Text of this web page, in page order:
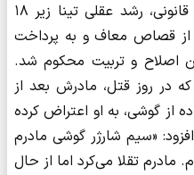
اعتراف کرد. بر‌اساس نظر پزشکی قانونی، رشد عقلی تینا زیر ۱۸
قصاص معاف و به پرداخت
اصلاح و تربیت محکوم شد.
در روز قتل، مادرش بعد از
از گوشی، به او اعتراض کرده
«سیم شارژر گوشی مادرم
مادرم تقلا می‌کرد اما از حال